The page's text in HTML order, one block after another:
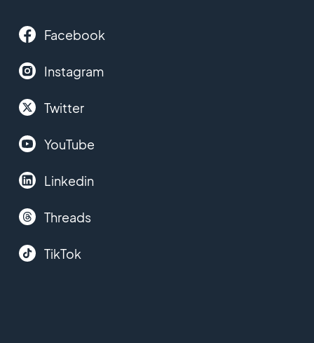
Facebook
Instagram
Twitter
YouTube
Linkedin
Threads
TikTok